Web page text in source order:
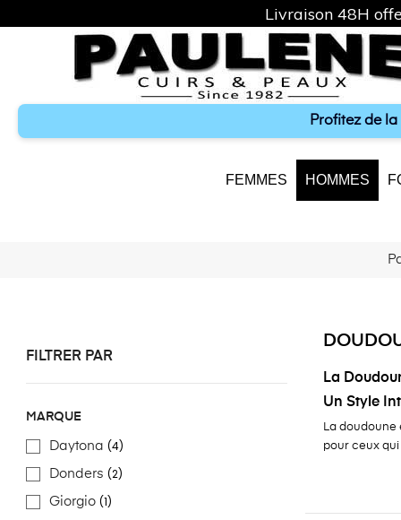
Profitez de
FEMMES HOMMES
FILTRER PAR
MARQUE
Daytona (4)
Donders (2)
Giorgio (1)
La
Un Style
La doudoune
pour ceux
Livraison 48H